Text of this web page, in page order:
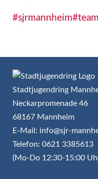
#sjrmannheim
Stadtjugendring
Neckarpromenade 46
68167 Mannheim
E-Mail: info@sjr-
Telefon: 0621 3385613
(Mo-Do 12:30-15:00